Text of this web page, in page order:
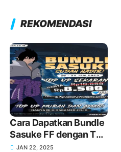
REKOMENDASI
Cara Dapatkan Bundle
Sasuke FF dengan Top
Up di KIOSGAMER
JAN 22, 2025